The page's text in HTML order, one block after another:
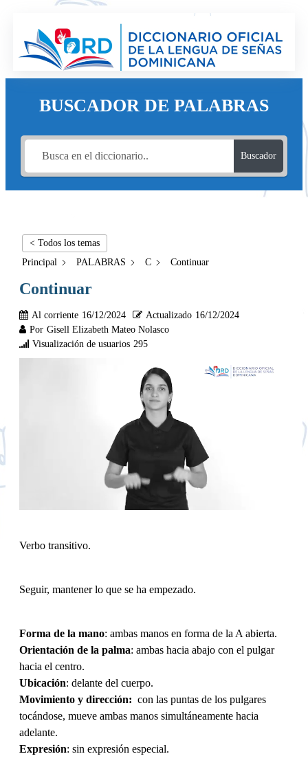
BUSCADOR DE PALABRAS
Buscador
< Todos los temas
Principal
PALABRAS C Continuar
Continuar
Al corriente 16/12/2024 Actualizado 16/12/2024
Por Gisell Elizabeth Mateo Nolasco
Visualización de usuarios 295
Verbo transitivo.
Seguir, mantener lo que se ha empezado.
Forma de la mano: ambas manos en forma de la A abierta.
Orientación de la palma: ambas hacia abajo con el pulgar
hacia el centro.
Ubicación: delante del cuerpo.
Movimiento y dirección: con las puntas de los pulgares
tocándose, mueve ambas manos simultáneamente hacia
adelante.
Expresión: sin expresión especial.